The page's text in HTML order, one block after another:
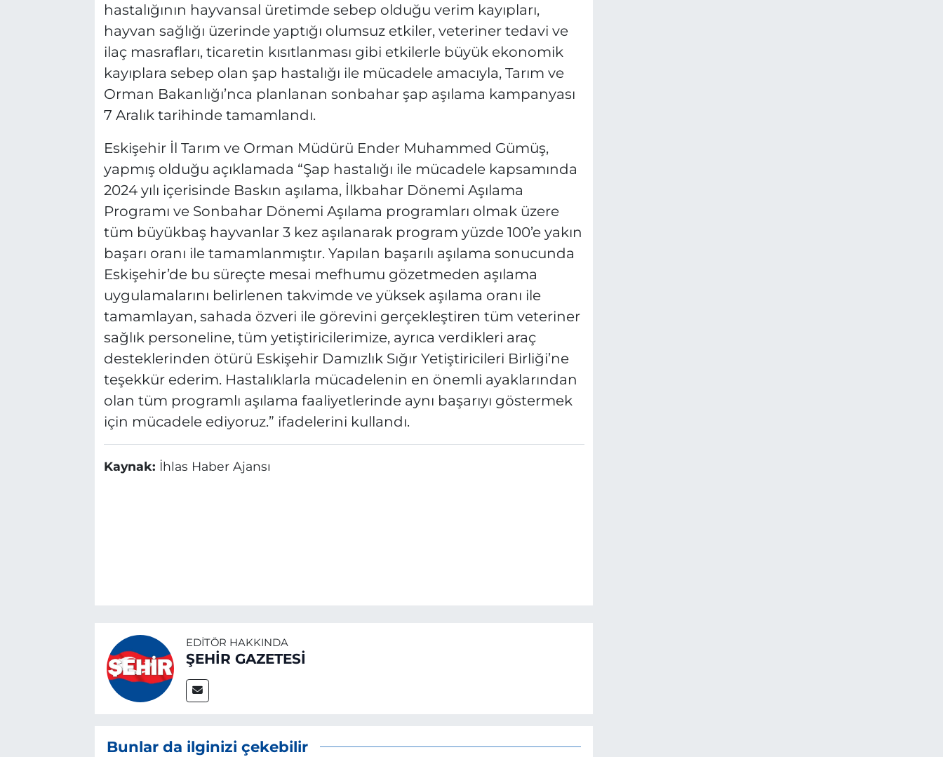
hastalığının hayvansal üretimde sebep olduğu verim kayıpları,
hayvan sağlığı üzerinde yaptığı olumsuz etkiler, veteriner tedavi ve
ilaç masrafları, ticaretin kısıtlanması gibi etkilerle büyük ekonomik
kayıplara sebep olan şap hastalığı ile mücadele amacıyla, Tarım ve
Orman Bakanlığı’nca planlanan sonbahar şap aşılama kampanyası
7 Aralık tarihinde tamamlandı.
Eskişehir İl Tarım ve Orman Müdürü Ender Muhammed Gümüş,
yapmış olduğu açıklamada “Şap hastalığı ile mücadele kapsamında
2024 yılı içerisinde Baskın aşılama, İlkbahar Dönemi Aşılama
Programı ve Sonbahar Dönemi Aşılama programları olmak üzere
tüm büyükbaş hayvanlar 3 kez aşılanarak program yüzde 100’e yakın
başarı oranı ile tamamlanmıştır. Yapılan başarılı aşılama sonucunda
Eskişehir’de bu süreçte mesai mefhumu gözetmeden aşılama
uygulamalarını belirlenen takvimde ve yüksek aşılama oranı ile
tamamlayan, sahada özveri ile görevini gerçekleştiren tüm veteriner
sağlık personeline, tüm yetiştiricilerimize, ayrıca verdikleri araç
desteklerinden ötürü Eskişehir Damızlık Sığır Yetiştiricileri Birliği’ne
teşekkür ederim. Hastalıklarla mücadelenin en önemli ayaklarından
olan tüm programlı aşılama faaliyetlerinde aynı başarıyı göstermek
için mücadele ediyoruz.” ifadelerini kullandı.
Kaynak: İhlas Haber Ajansı
EDITÖR HAKKINDA
ŞEHİR GAZETESİ
Bunlar da ilginizi çekebilir